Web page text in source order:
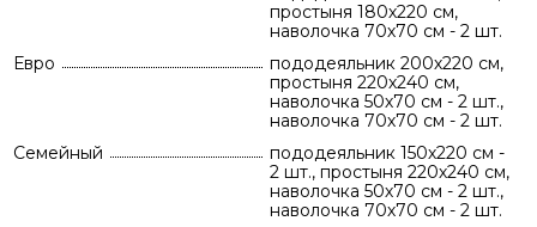
простыня 180х220 см,
наволочка 70х70 см - 2 шт.
Евро
пододеяльник 200х220 см,
простыня 220х240 см,
наволочка 50х70 см - 2 шт.,
наволочка 70х70 см - 2 шт.
Семейный
пододеяльник 150х220 см -
2 шт., простыня 220х240 см,
наволочка 50х70 см - 2 шт.,
наволочка 70х70 см - 2 шт.